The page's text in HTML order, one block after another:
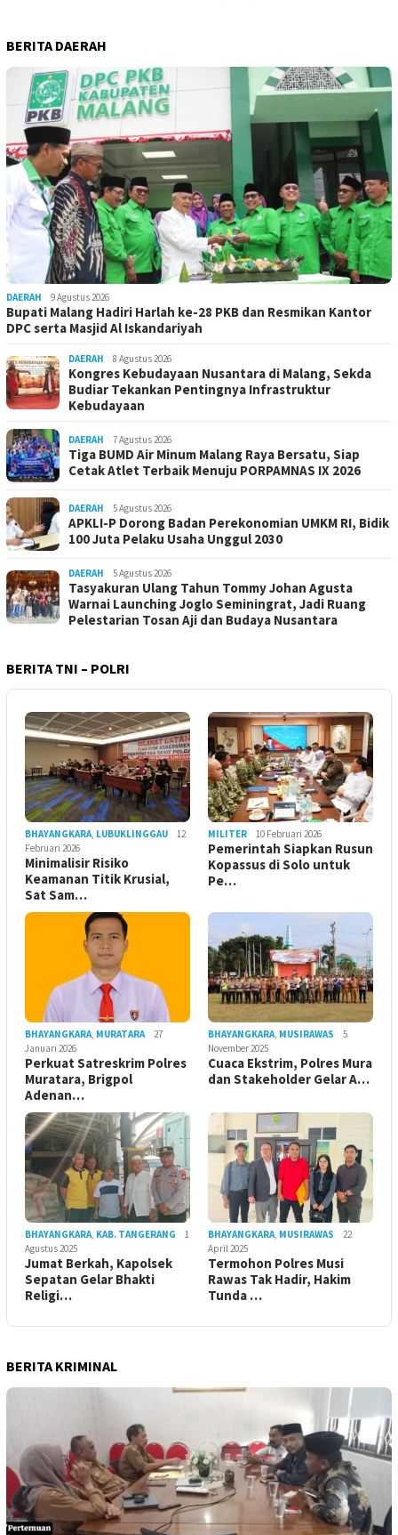
BERITA DAERAH
DAERAH 9 Agustus 2026
Bupati Malang Hadiri Harlah ke-28 PKB dan Resmikan Kantor
DPC serta Masjid Al Iskandariyah
DAERAH 8 Agustus 2026
Kongres Kebudayaan Nusantara di Malang, Sekda
Budiar Tekankan Pentingnya Infrastruktur
Kebudayaan
DAERAH 7 Agustus 2026
Tiga BUMD Air Minum Malang Raya Bersatu, Siap
Cetak Atlet Terbaik Menuju PORPAMNAS IX 2026
DAERAH 5 Agustus 2026
APKLI-P Dorong Badan Perekonomian UMKM RI, Bidik
100 Juta Pelaku Usaha Unggul 2030
DAERAH 5 Agustus 2026
Tasyakuran Ulang Tahun Tommy Johan Agusta
Warnai Launching Joglo Seminingrat, Jadi Ruang
Pelestarian Tosan Aji dan Budaya Nusantara
BERITA TNI – POLRI
BHAYANGKARA LUBUKLINGGAU
12
Februari 2026
Minimalisir Risiko
Keamanan Titik Krusial,
Sat Sam…
MILITER 10 Februari 2026
Pemerintah Siapkan Rusun
Kopassus di Solo untuk
Pe…
BHAYANGKARA MURATARA
27
Januari 2026
Perkuat Satreskrim Polres
Muratara, Brigpol
Adenan…
BHAYANGKARA MUSIRAWAS
5
November 2025
Cuaca Ekstrim, Polres Mura
dan Stakeholder Gelar A…
BHAYANGKARA KAB. TANGERANG
1
Agustus 2025
Jumat Berkah, Kapolsek
Sepatan Gelar Bhakti
Religi…
BHAYANGKARA MUSIRAWAS
22
April 2025
Termohon Polres Musi
Rawas Tak Hadir, Hakim
Tunda …
BERITA KRIMINAL